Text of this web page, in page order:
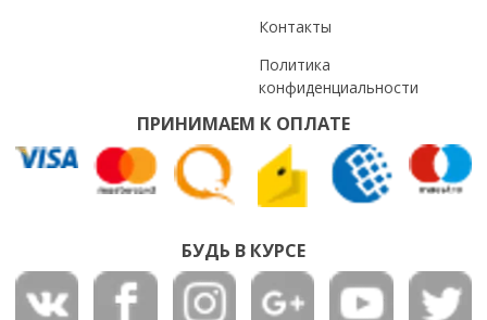
Контакты
Политика
конфиденциальности
ПРИНИМАЕМ К ОПЛАТЕ
БУДЬ В КУРСЕ